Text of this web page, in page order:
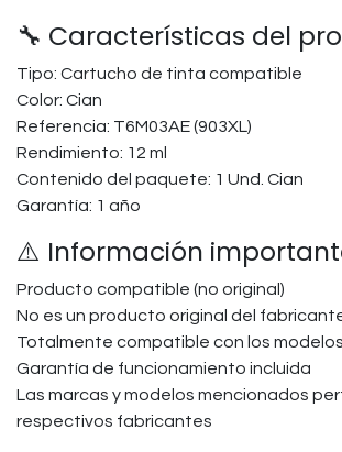
🔧 Características del
Tipo: Cartucho de tinta compatible
Color: Cian
Referencia: T6M03AE (903XL)
Rendimiento: 12 ml
Contenido del paquete: 1 Und. Cian
Garantía: 1 año
⚠️ Información
Producto compatible (no original)
No es un producto original del
Totalmente compatible con los
Garantía de funcionamiento incluida
Las marcas y modelos mencionados
respectivos fabricantes